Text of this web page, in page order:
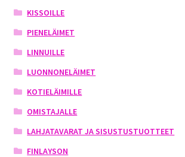
KISSOILLE
PIENELÄIMET
LINNUILLE
LUONNONELÄIMET
KOTIELÄIMILLE
OMISTAJALLE
LAHJATAVARAT JA SISUSTUSTUOTTEET
FINLAYSON